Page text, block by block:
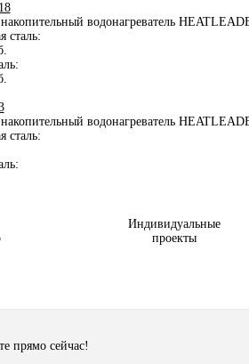
водонагреватель
сталь:
водонагреватель
сталь:
Индивидуальные
проекты
прямо сейчас!